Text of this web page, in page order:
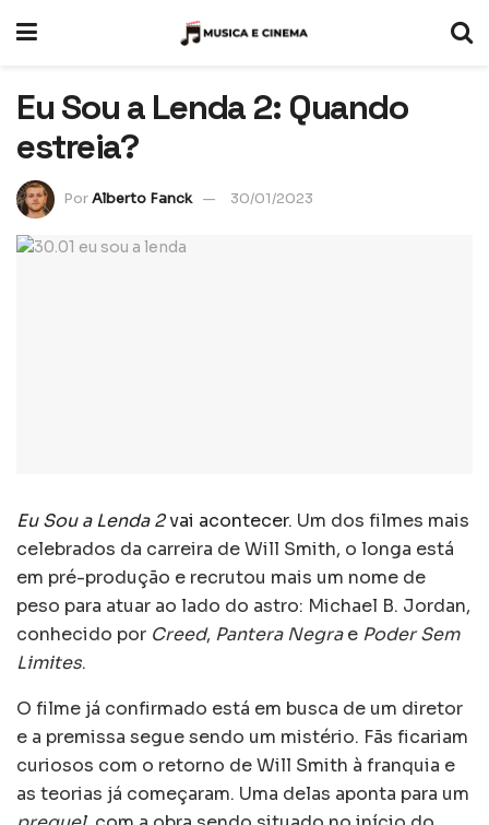
Eu Sou a Lenda 2: Quando
estreia?
PorAlberto Fanck 30/01/2023
Eu Sou a Lenda 2vai acontecer. Um dos filmes mais
celebrados da carreira de Will Smith, o longa está
em pré-produção e recrutou mais um nome de
peso para atuar ao lado do astro: Michael B. Jordan,
conhecido por Creed, Pantera Negrae Poder Sem
Limites.
O filme já confirmado está em busca de um diretor
e a premissa segue sendo um mistério. Fãs ficariam
curiosos com o retorno de Will Smith à franquia e
as teorias já começaram. Uma delas aponta para um